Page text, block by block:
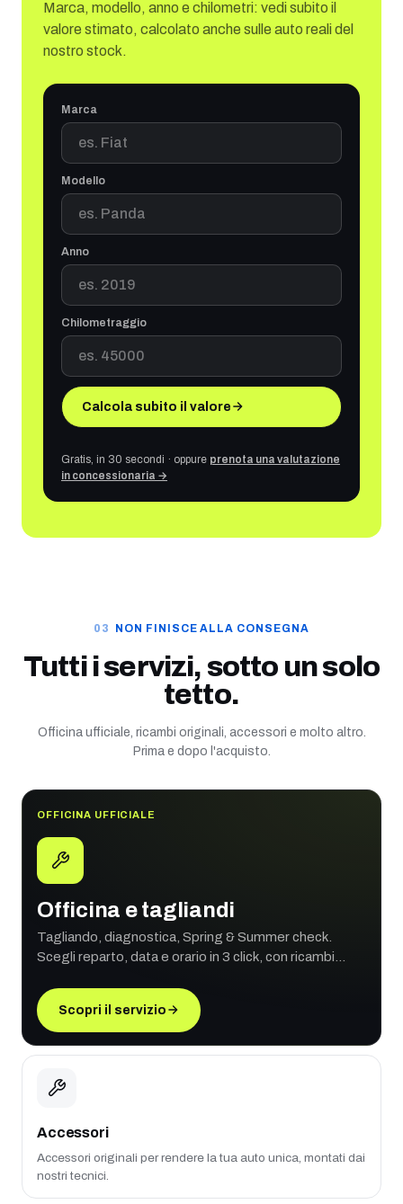
Marca, modello, anno e chilometri: vedi subito il
valore stimato, calcolato anche sulle auto reali del
nostro stock.
Marca
Modello
Anno
Chilometraggio
Calcola subito il valore
Gratis, in 30 secondi · oppure prenota una valutazione
in concessionaria →
NON FINISCE ALLA CONSEGNA
Tutti i servizi, sotto un solo
tetto.
Officina ufficiale, ricambi originali, accessori e molto altro.
Prima e dopo l'acquisto.
OFFICINA UFFICIALE
Officina e tagliandi
Tagliando, diagnostica, Spring & Summer check.
Scegli reparto, data e orario in 3 click, con ricambi
Scopri il servizio
Accessori
Accessori originali per rendere la tua auto unica, montati dai
nostri tecnici.